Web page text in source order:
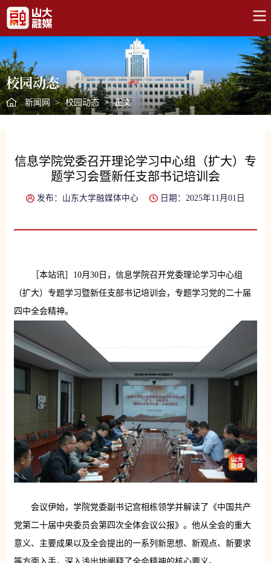
校园动态
新闻网 > 校园动态 > 正文
信息学院党委召开理论学习中心组（扩大）专
题学习会暨新任支部书记培训会
发布：山东大学融媒体中心 日期：2025年11月01日
［本站讯］10月30日，信息学院召开党委理论学习中心组
（扩大）专题学习暨新任支部书记培训会，专题学习党的二十届
四中全会精神。
会议伊始，学院党委副书记宫相栋领学并解读了《中国共产
党第二十届中央委员会第四次全体会议公报》。他从全会的重大
意义、主要成果以及全会提出的一系列新思想、新观点、新要求